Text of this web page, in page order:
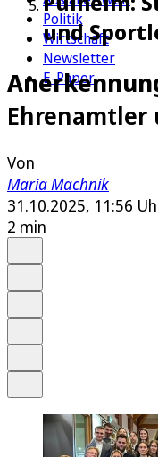
Politik
Wirtschaft
Newsletter
E-Paper
und
Ehrenamtler
Von
Maria Machnik
31.10.2025, 11:56
2 min